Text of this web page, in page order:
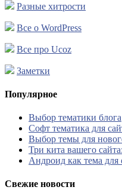
Разные хитрости
Все о WordPress
Все про Ucoz
Заметки
Популярное
Выбор тематики блога
Софт тематика для
Выбор темы для
Три кита вашего
Андроид как тема для
Свежие новости